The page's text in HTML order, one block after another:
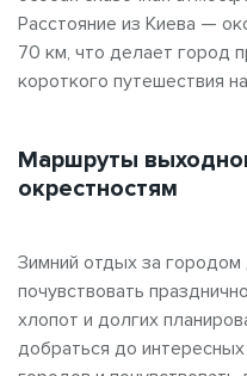
Расстояние из Киева —
70 км, что делает город
короткого путешествия
Маршруты
окрестностям
Зимний отдых за
почувствовать
хлопот и долгих
добраться до